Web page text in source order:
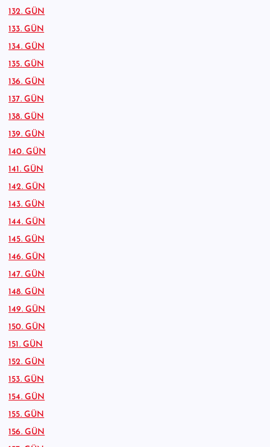
132. GÜN
133. GÜN
134. GÜN
135. GÜN
136. GÜN
137. GÜN
138. GÜN
139. GÜN
140. GÜN
141. GÜN
142. GÜN
143. GÜN
144. GÜN
145. GÜN
146. GÜN
147. GÜN
148. GÜN
149. GÜN
150. GÜN
151. GÜN
152. GÜN
153. GÜN
154. GÜN
155. GÜN
156. GÜN